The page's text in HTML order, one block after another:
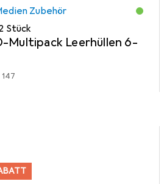
Zubehör
Stück
Multipack Leerhüllen 6-
147